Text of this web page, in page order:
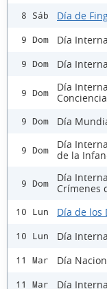
8 Sáb Día de
9 Dom Día
9 Dom Día
9 Dom
Día
Conciencia
9 Dom Día
9 Dom
Día
de la
9 Dom
Día
Crímenes
10 Lun Día de los
10 Lun Día
11 Mar Día
11 Mar Día